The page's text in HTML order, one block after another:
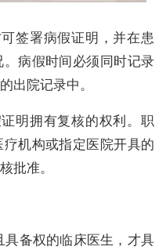
签署病假证明，并在患
病假时间必须同时记录
出院记录中。
明拥有复核的权利。职
机构或指定医院开具的
批准。
备权的临床医生，才具